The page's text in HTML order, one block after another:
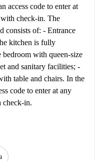
access code to enter at
check-in. The
consists of: - Entrance
kitchen is fully
with queen-size
and sanitary facilities; -
table and chairs. In the
code to enter at any
check-in.